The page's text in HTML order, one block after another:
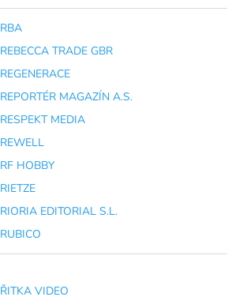
RBA
REBECCA TRADE GBR
REGENERACE
REPORTÉR MAGAZÍN A.S.
RESPEKT MEDIA
REWELL
RF HOBBY
RIETZE
RIORIA EDITORIAL S.L.
RUBICO
ŘITKA VIDEO